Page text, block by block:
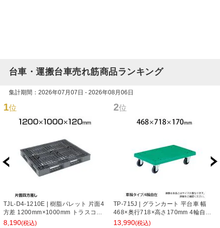
台車・運搬台車売れ筋商品ランキング
集計期間：2026年07月07日 - 2026年08月06日
1位
TJL-D4-1210E | 樹脂パレット 片面4
方差 1200mm×1000mm トラスコ中
山 (TRUSCO)
8,190(税込)
2位
TP-715J | グランカート 平台車 幅
468×奥行718×高さ170mm 4輪自在
トラスコ中山 (TRUSCO) / 489-3034
13,990(税込)